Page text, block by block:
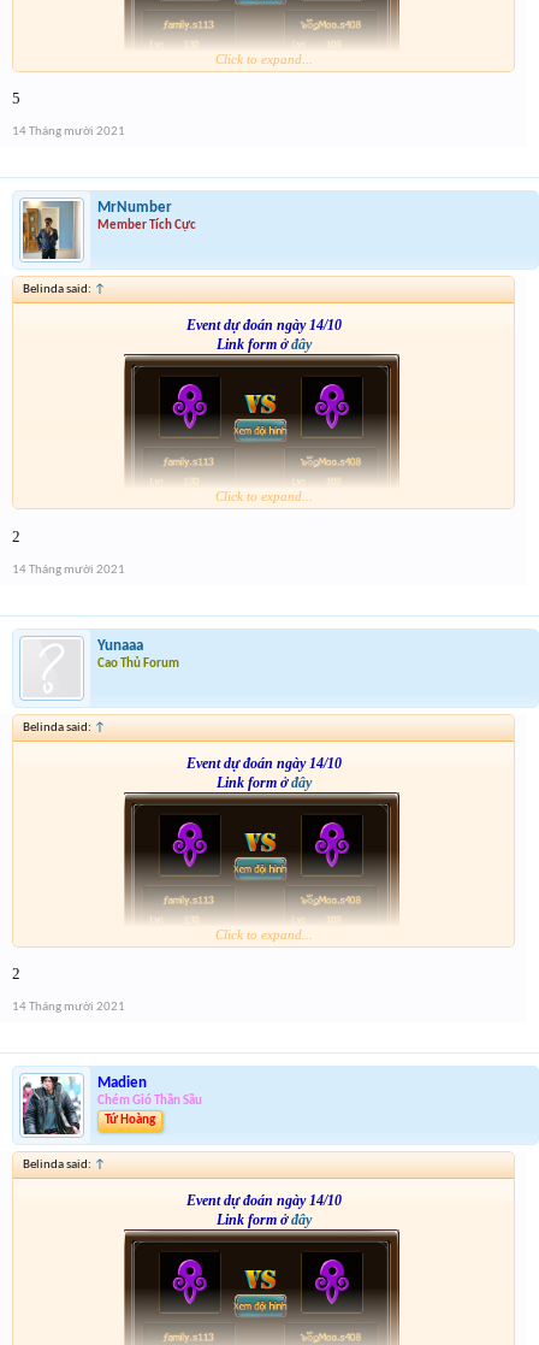
Click to expand...
5
14 Tháng mười 2021
MrNumber
Member Tích Cực
Belinda said: ↑
Event dự đoán ngày 14/10
Link form ởđây
Click to expand...
2
14 Tháng mười 2021
Yunaaa
Cao Thủ Forum
Belinda said: ↑
Event dự đoán ngày 14/10
Link form ởđây
Click to expand...
2
14 Tháng mười 2021
Madien
Chém Gió Thần Sầu
Tứ Hoàng
Belinda said: ↑
Event dự đoán ngày 14/10
Link form ởđây